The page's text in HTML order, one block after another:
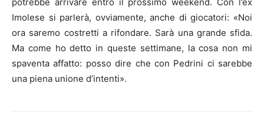
Imolese si parlerà, ovviamente, anche di giocatori: «Noi
ora saremo costretti a rifondare. Sarà una grande sfida.
Ma come ho detto in queste settimane, la cosa non mi
spaventa affatto: posso dire che con Pedrini ci sarebbe
una piena unione d’intenti».